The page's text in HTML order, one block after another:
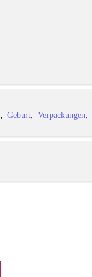
Geburt Verpackungen